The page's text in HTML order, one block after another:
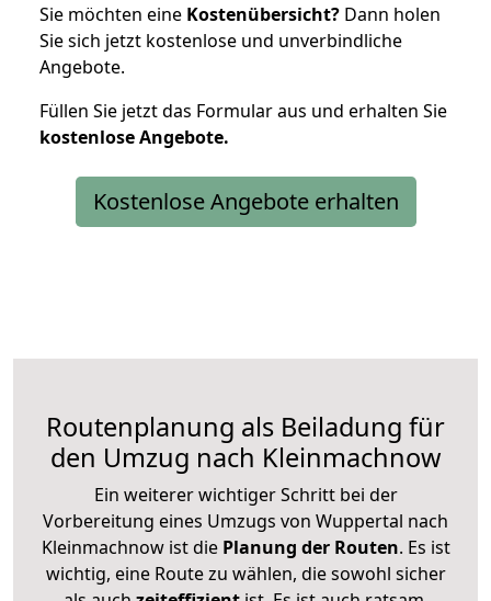
Sie möchten eine Kostenübersicht? Dann holen
Sie sich jetzt kostenlose und unverbindliche
Angebote.
Füllen Sie jetzt das Formular aus und erhalten Sie
kostenloseAngebote.
Kostenlose Angebote erhalten
Routenplanung als Beiladung für
den Umzug nach Kleinmachnow
Ein weiterer wichtiger Schritt bei der
Vorbereitung eines Umzugs von Wuppertal nach
Kleinmachnow ist diePlanung der Routen. Es ist
wichtig, eine Route zu wählen, die sowohl sicher